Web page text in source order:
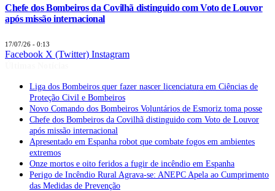
Chefe dos Bombeiros da Covilhã distinguido com Voto de Louvor
após missão internacional
17/07/26 - 0:13
Facebook X (Twitter) Instagram
Liga dos Bombeiros quer fazer nascer licenciatura em Ciências de
Proteção Civil e Bombeiros
Novo Comando dos Bombeiros Voluntários de Esmoriz toma posse
Chefe dos Bombeiros da Covilhã distinguido com Voto de Louvor
após missão internacional
Apresentado em Espanha robot que combate fogos em ambientes
extremos
Onze mortos e oito feridos a fugir de incêndio em Espanha
Perigo de Incêndio Rural Agrava-se: ANEPC Apela ao Cumprimento
das Medidas de Prevenção